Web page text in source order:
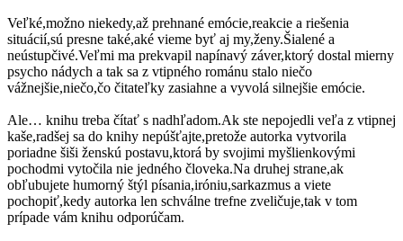
Veľké,možno niekedy,až prehnané emócie,reakcie a riešenia
situácií,sú presne také,aké vieme byť aj my,ženy.Šialené a
neústupčivé.Veľmi ma prekvapil napínavý záver,ktorý dostal mierny
psycho nádych a tak sa z vtipného románu stalo niečo
vážnejšie,niečo,čo čitateľky zasiahne a vyvolá silnejšie emócie.
Ale… knihu treba čítať s nadhľadom.Ak ste nepojedli veľa z vtipnej
kaše,radšej sa do knihy nepúšťajte,pretože autorka vytvorila
poriadne šiši ženskú postavu,ktorá by svojimi myšlienkovými
pochodmi vytočila nie jedného človeka.Na druhej strane,ak
obľubujete humorný štýl písania,iróniu,sarkazmus a viete
pochopiť,kedy autorka len schválne trefne zveličuje,tak v tom
prípade vám knihu odporúčam.